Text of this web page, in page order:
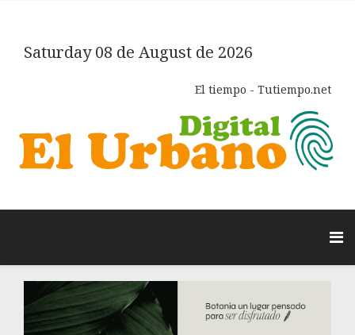
Saturday 08 de August de 2026
El tiempo - Tutiempo.net